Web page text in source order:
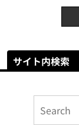
サイト内検索